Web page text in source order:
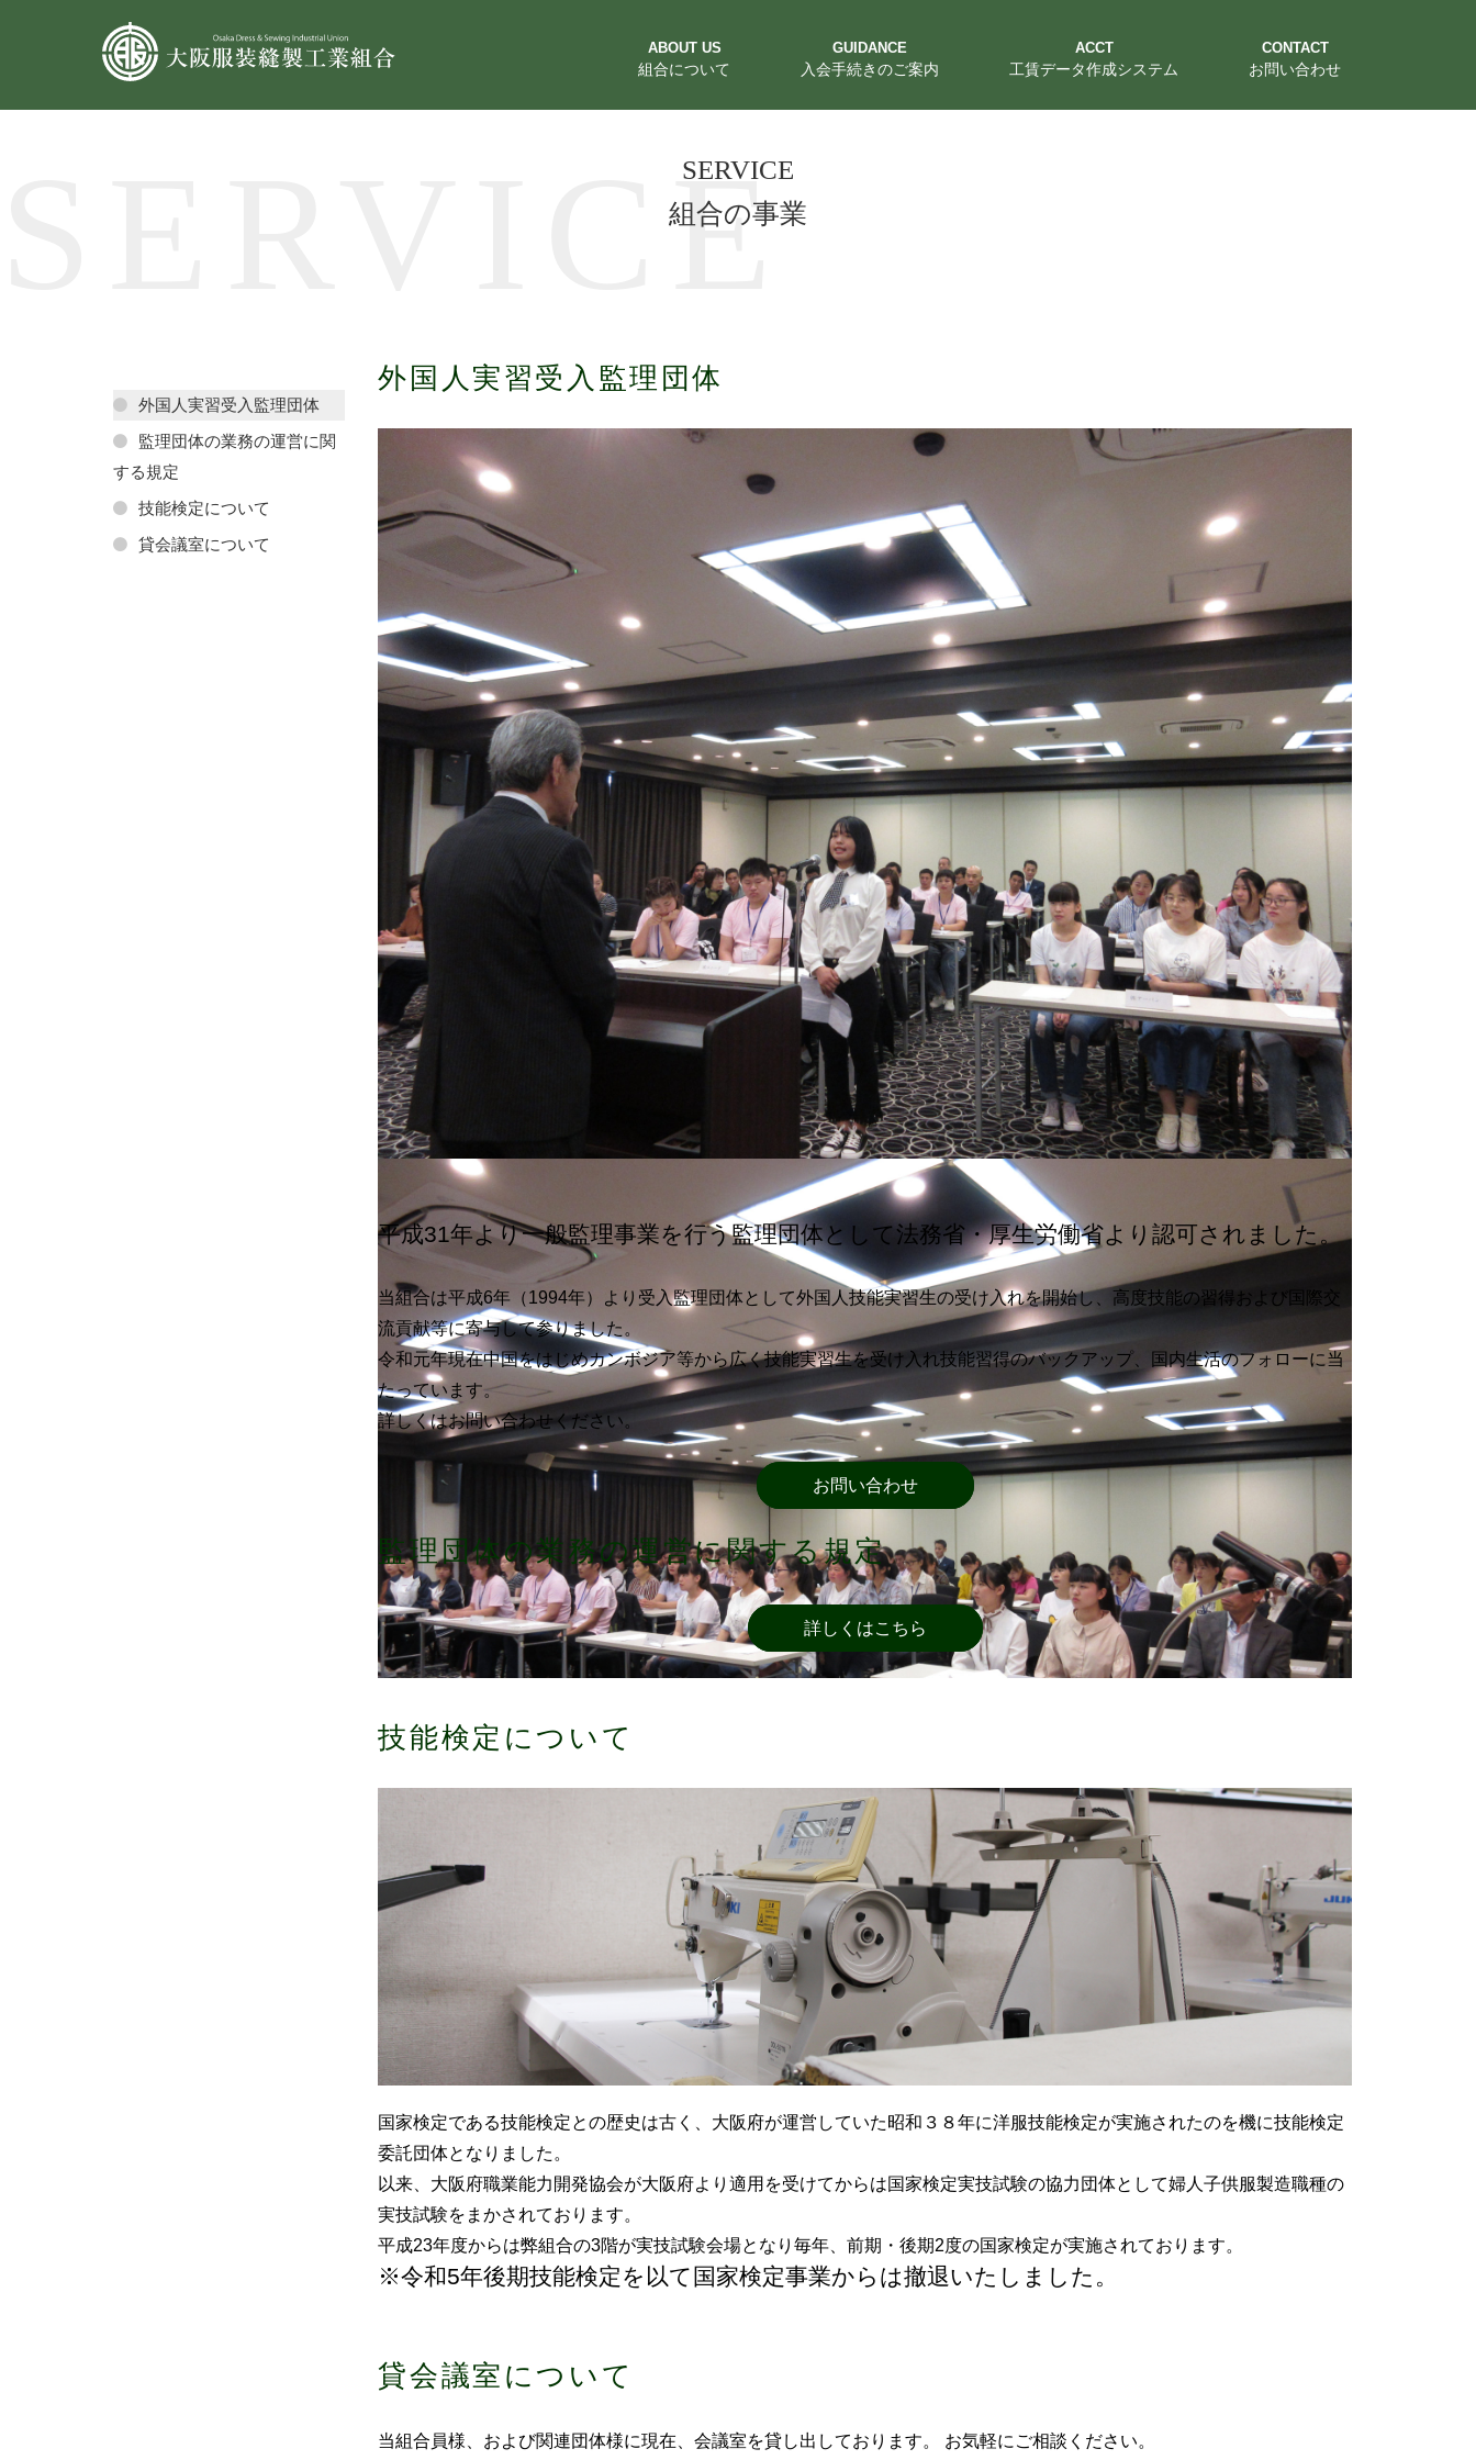
ABOUT US
組合について
GUIDANCE
入会手続きのご案内
ACCT
工賃データ作成システム
CONTACT
お問い合わせ
SERVICE
SERVICE
組合の事業
外国人実習受入監理団体
監理団体の業務の運営に関
する規定
技能検定について
貸会議室について
外国人実習受入監理団体
平成31年より一般監理事業を行う監理団体として法務省・厚生労働省より認可されました。
当組合は平成6年（1994年）より受入監理団体として外国人技能実習生の受け入れを開始し、高度技能の習得および国際交
流貢献等に寄与して参りました。
令和元年現在中国をはじめカンボジア等から広く技能実習生を受け入れ技能習得のバックアップ、国内生活のフォローに当
たっています。
詳しくはお問い合わせください。
お問い合わせ
監理団体の業務の運営に関する規定
詳しくはこちら
技能検定について
国家検定である技能検定との歴史は古く、大阪府が運営していた昭和３８年に洋服技能検定が実施されたのを機に技能検定
委託団体となりました。
以来、大阪府職業能力開発協会が大阪府より適用を受けてからは国家検定実技試験の協力団体として婦人子供服製造職種の
実技試験をまかされております。
平成23年度からは弊組合の3階が実技試験会場となり毎年、前期・後期2度の国家検定が実施されております。
※令和5年後期技能検定を以て国家検定事業からは撤退いたしました。
貸会議室について
当組合員様、および関連団体様に現在、会議室を貸し出しております。 お気軽にご相談ください。